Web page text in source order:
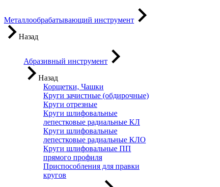
Металлообрабатывающий инструмент
Назад
Абразивный инструмент
Назад
Корщетки, Чашки
Круги зачистные (обдирочные)
Круги отрезные
Круги шлифовальные
лепестковые радиальные КЛ
Круги шлифовальные
лепестковые радиальные КЛО
Круги шлифовальные ПП
прямого профиля
Приспособления для правки
кругов